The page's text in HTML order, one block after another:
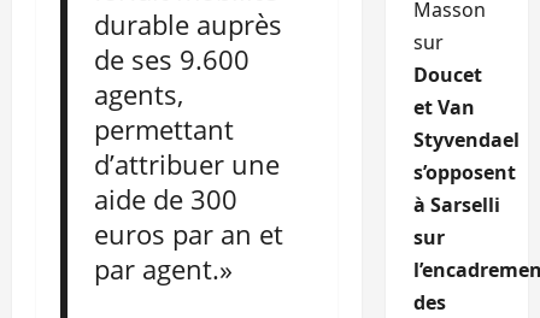
durable auprès
de ses 9.600
agents,
permettant
d’attribuer une
aide de 300
euros par an et
par agent.»
Masson
sur
Doucet
et Van
Styvendael
s’opposent
à Sarselli
sur
des